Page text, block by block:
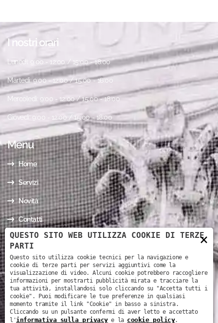
I nostri orari
Lunedì: 9:00 - 12:00 / 15:00 - 18:00
Martedì: 9:00 - 12:00 / 15:00 - 18:00
Mercoledì: 9:00 - 12:00 / 15:00 - 18:00
Giovedì: 9:00 - 12:00 / 15:00 - 18:00
Menu
Home
Servizi
Novità
Contatti
I nostri contatti
Via Mario Todeschini, 3 - 37126 - Verona (VR)
+39 330 39 16 73
legalstudiofaccinivr@gmail.com
×
QUESTO SITO WEB UTILIZZA COOKIE DI TERZE
PARTI
Questo sito utilizza cookie tecnici per la navigazione e
cookie di terze parti per servizi aggiuntivi come la
visualizzazione di video. Alcuni cookie potrebbero raccogliere
informazioni per mostrarti pubblicità mirata e tracciare la
tua attività, installandosi solo cliccando su "Accetta tutti i
cookie". Puoi modificare le tue preferenze in qualsiasi
momento tramite il link "Cookie" in basso a sinistra.
Cliccando su un pulsante confermi di aver letto e accettato
l'informativa sulla privacye la cookie policy.